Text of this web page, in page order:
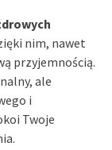
nim, nawet
przyjemnością.
ale
i
Twoje